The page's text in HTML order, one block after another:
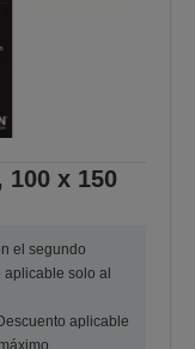
100 x 150
el segundo
aplicable solo al
aplicable